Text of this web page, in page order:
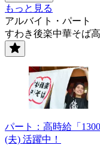
もっと見る
アルバイト・パート
すわき後楽中華そば
パート：高時給「
(夫) 活躍中！